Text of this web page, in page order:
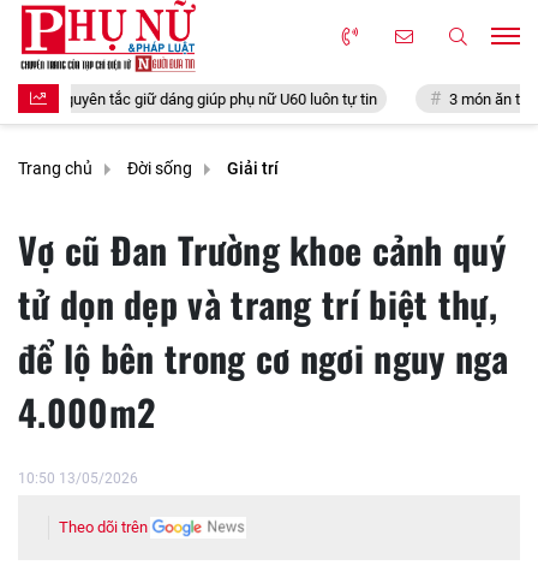
giúp phụ nữ U60 luôn tự tin 3 món ăn từ quả sung vừa ngon vừa bổ,
Trang chủ Đời sống Giải trí
Vợ cũ Đan Trường khoe cảnh quý
tử dọn dẹp và trang trí biệt thự,
để lộ bên trong cơ ngơi nguy nga
4.000m2
10:50 13/05/2026
Theo dõi trên